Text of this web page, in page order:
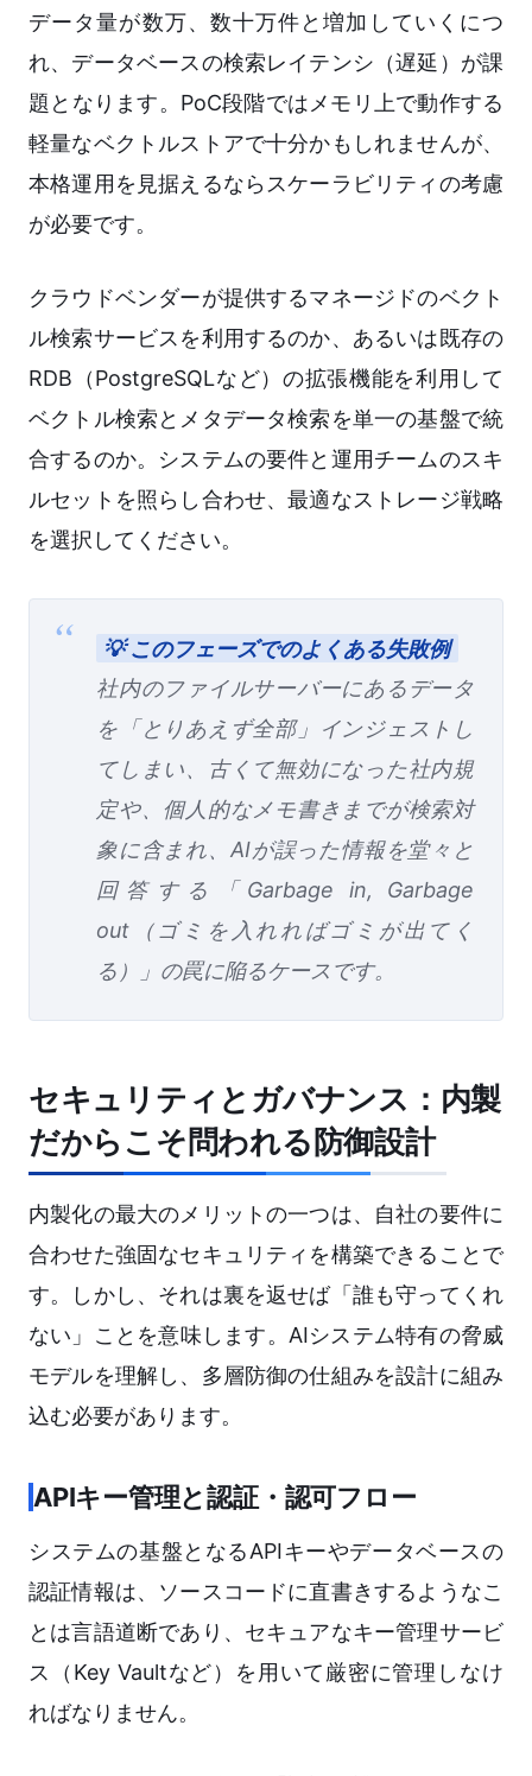
データ量が数万、数十万件と増加していくにつ
れ、データベースの検索レイテンシ（遅延）が課
題となります。PoC段階ではメモリ上で動作する
軽量なベクトルストアで十分かもしれませんが、
本格運用を見据えるならスケーラビリティの考慮
が必要です。
クラウドベンダーが提供するマネージドのベクト
ル検索サービスを利用するのか、あるいは既存の
RDB（PostgreSQLなど）の拡張機能を利用して
ベクトル検索とメタデータ検索を単一の基盤で統
合するのか。システムの要件と運用チームのスキ
ルセットを照らし合わせ、最適なストレージ戦略
を選択してください。
💡 このフェーズでのよくある失敗例
社内のファイルサーバーにあるデータ
を「とりあえず全部」インジェストし
てしまい、古くて無効になった社内規
定や、個人的なメモ書きまでが検索対
象に含まれ、AIが誤った情報を堂々と
回答する「Garbage in, Garbage
out（ゴミを入れればゴミが出てく
る）」の罠に陥るケースです。
セキュリティとガバナンス：内製
だからこそ問われる防御設計
内製化の最大のメリットの一つは、自社の要件に
合わせた強固なセキュリティを構築できることで
す。しかし、それは裏を返せば「誰も守ってくれ
ない」ことを意味します。AIシステム特有の脅威
モデルを理解し、多層防御の仕組みを設計に組み
込む必要があります。
APIキー管理と認証・認可フロー
システムの基盤となるAPIキーやデータベースの
認証情報は、ソースコードに直書きするようなこ
とは言語道断であり、セキュアなキー管理サービ
ス（Key Vaultなど）を用いて厳密に管理しなけ
ればなりません。